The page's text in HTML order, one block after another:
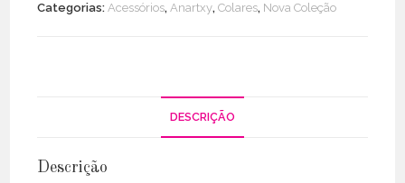
Categorias:Acessórios,Anartxy,Colares, Nova Coleção
DESCRIÇÃO
Descrição